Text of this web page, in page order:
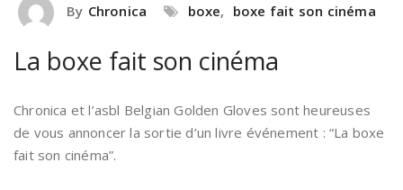
By Chronica boxe, boxe fait son cinéma
La boxe fait son cinéma
Chronica et l’asbl Belgian Golden Gloves sont heureuses
de vous annoncer la sortie d’un livre événement : “La boxe
fait son cinéma”.